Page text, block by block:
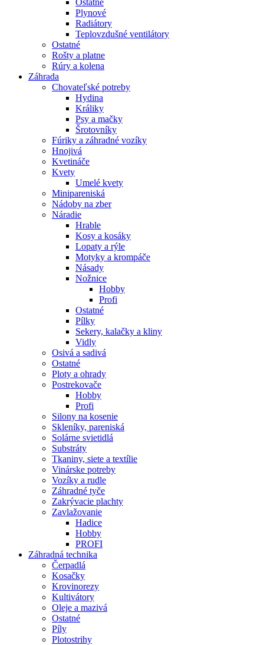
Plynové
Radiátory
Teplovzdušné ventilátory
Ostatné
Rošty a platne
Rúry a kolena
Záhrada
Chovateľské potreby
Hydina
Králiky
Psy a mačky
Šrotovníky
Fúriky a záhradné vozíky
Hnojivá
Kvetináče
Kvety
Umelé kvety
Minipareniská
Nádoby na zber
Náradie
Hrable
Kosy a kosáky
Lopaty a rýle
Motyky a krompáče
Násady
Nožnice
Hobby
Profi
Ostatné
Pílky
Sekery, kalačky a kliny
Vidly
Osivá a sadivá
Ostatné
Ploty a ohrady
Postrekovače
Hobby
Profi
Silony na kosenie
Skleníky, pareniská
Solárne svietidlá
Substráty
Tkaniny, siete a textílie
Vinárske potreby
Vozíky a rudle
Záhradné tyče
Zakrývacie plachty
Zavlažovanie
Hadice
Hobby
PROFI
Záhradná technika
Čerpadlá
Kosačky
Krovinorezy
Kultivátory
Oleje a mazivá
Ostatné
Píly
Plotostrihy